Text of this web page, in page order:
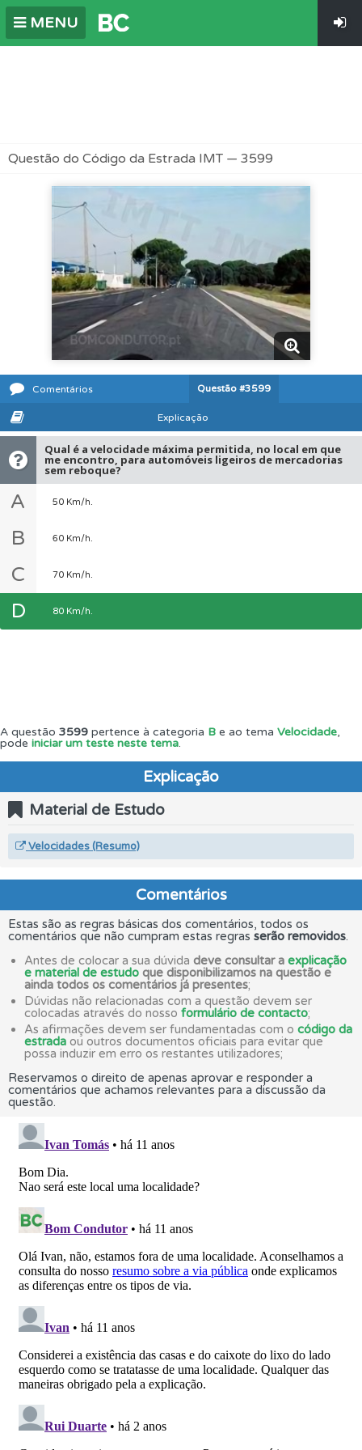
MENU
Questão do Código da Estrada IMT — 3599
Comentários Questão #3599
Explicação
Qual é a velocidade máxima permitida, no local em que
me encontro, para automóveis ligeiros de mercadorias
sem reboque?
A 50 Km/h.
B 60 Km/h.
C 70 Km/h.
D 80 Km/h.
A questão 3599 pertence à categoria B e ao tema Velocidade,
pode iniciar um teste neste tema.
Explicação
Material de Estudo
Velocidades (Resumo)
Comentários
Estas são as regras básicas dos comentários, todos os
comentários que não cumpram estas regras serão removidos.
Antes de colocar a sua dúvida deve consultar a explicação
e material de estudo que disponibilizamos na questão e
ainda todos os comentários já presentes;
Dúvidas não relacionadas com a questão devem ser
colocadas através do nosso formulário de contacto;
As afirmações devem ser fundamentadas com o código da
estrada ou outros documentos oficiais para evitar que
possa induzir em erro os restantes utilizadores;
Reservamos o direito de apenas aprovar e responder a
comentários que achamos relevantes para a discussão da
questão.